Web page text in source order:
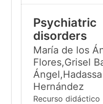
Psychiatric
disorders
María de los
Flores,Grisel
Hernández
Recurso didáctico